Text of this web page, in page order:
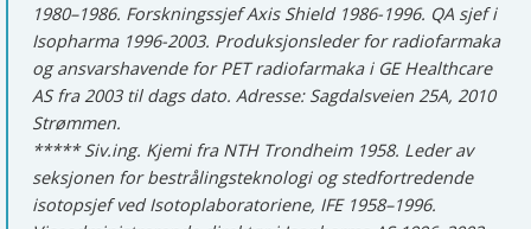
1980–1986. Forskningssjef Axis Shield 1986-1996. QA sjef i
Isopharma 1996-2003. Produksjonsleder for radiofarmaka
og ansvarshavende for PET radiofarmaka i GE Healthcare
AS fra 2003 til dags dato. Adresse: Sagdalsveien 25A, 2010
Strømmen.
***** Siv.ing. Kjemi fra NTH Trondheim 1958. Leder av
seksjonen for bestrålingsteknologi og stedfortredende
isotopsjef ved Isotoplaboratoriene, IFE 1958–1996.